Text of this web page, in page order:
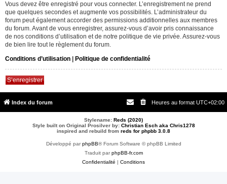
Vous devez être enregistré pour vous connecter. L’enregistrement ne prend
que quelques secondes et augmente vos possibilités. L’administrateur du
forum peut également accorder des permissions additionnelles aux membres
du forum. Avant de vous enregistrer, assurez-vous d’avoir pris connaissance
de nos conditions d’utilisation et de notre politique de vie privée. Assurez-vous
de bien lire tout le règlement du forum.
Conditions d’utilisation
Politique de confidentialité
S’enregistrer
Index du forum Heures au format UTC+02:00
Stylename: Reds (2020)
Style built on Original Prosilver by: Christian Esch aka Chris1278
inspired and rebuild from reds for phpbb 3.0.8
Développé parphpBB® Forum Software © phpBB Limited
Traduit parphpBB-fr.com
Confidentialité
Conditions